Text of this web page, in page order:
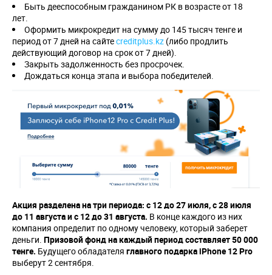
Быть дееспособным гражданином РК в возрасте от 18
лет.
Оформить микрокредит на сумму до 145 тысяч тенге и
период от 7 дней на сайтеcreditplus.kz (либо продлить
действующий договор на срок от 7 дней).
Закрыть задолженность без просрочек.
Дождаться конца этапа и выбора победителей.
Акция разделена на три периода: с 12 до 27 июля, с 28 июля
до 11 августа и с 12 до 31 августа. В конце каждого из них
компания определит по одному человеку, который заберет
деньги. Призовой фонд на каждый период составляет 50 000
тенге. Будущего обладателя главного подарка iPhone 12 Pro
выберут 2 сентября.